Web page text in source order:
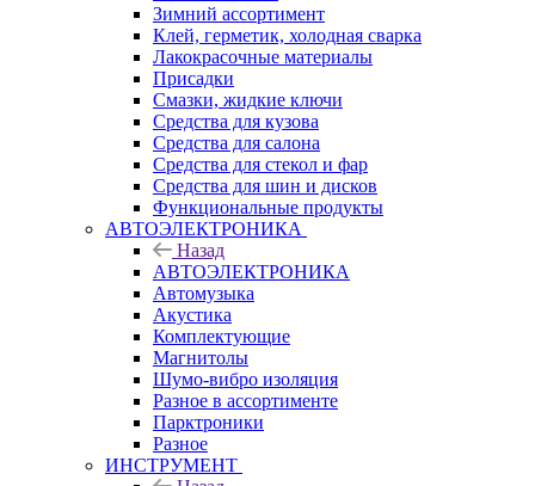
Зимний ассортимент
Клей, герметик, холодная сварка
Лакокрасочные материалы
Присадки
Смазки, жидкие ключи
Средства для кузова
Средства для салона
Средства для стекол и фар
Средства для шин и дисков
Функциональные продукты
АВТОЭЛЕКТРОНИКА
Назад
АВТОЭЛЕКТРОНИКА
Автомузыка
Акустика
Комплектующие
Магнитолы
Шумо-вибро изоляция
Разное в ассортименте
Парктроники
Разное
ИНСТРУМЕНТ